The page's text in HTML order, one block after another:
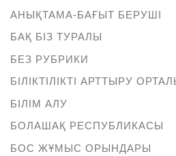
АНЫҚТАМА-БАҒЫТ БЕРУШІ
БАҚ БІЗ ТУРАЛЫ
БЕЗ РУБРИКИ
БІЛІКТІЛІКТІ АРТТЫРУ
БІЛІМ АЛУ
БОЛАШАҚ РЕСПУБЛИКАСЫ
БОС ЖҰМЫС ОРЫНДАРЫ